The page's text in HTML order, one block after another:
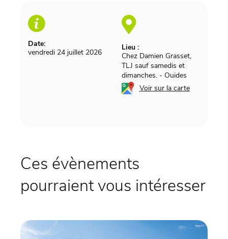
Date:
vendredi 24 juillet 2026
Lieu :
Chez Damien Grasset,
TLJ sauf samedis et
dimanches. - Ouides
Voir sur la carte
Ces évènements
pourraient vous intéresser